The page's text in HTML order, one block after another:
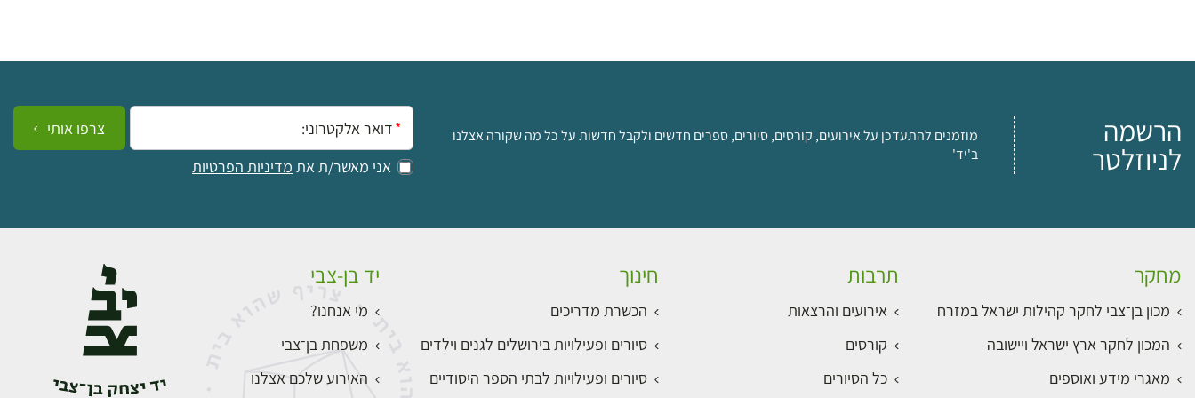
הרשמה
לניוזלטר
מוזמנים להתעדכן על אירועים, קורסים, סיורים, ספרים חדשים ולקבל חדשות על כל מה שקורה אצלנו
ב'יד'
אימייל:
אני מאשר/ת את מדיניות הפרטיות
צרפו אותי
מחקר
מכון בן־צבי לחקר קהילות ישראל במזרח
המכון לחקר ארץ ישראל ויישובה
מאגרי מידע ואוספים
תרבות
אירועים והרצאות
קורסים
כל הסיורים
חינוך
הכשרת מדריכים
סיורים ופעילויות בירושלים לגנים וילדים
סיורים ופעילויות לבתי הספר היסודיים
יד בן-צבי
מי אנחנו?
משפחת בן־צבי
האירוע שלכם אצלנו